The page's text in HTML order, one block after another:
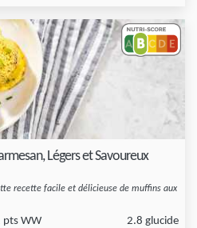
Légers et Savoureux
recette facile et délicieuse de muffins aux
pts WW 2.8 glucide